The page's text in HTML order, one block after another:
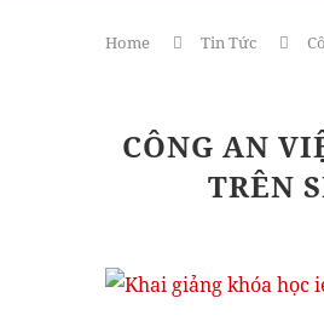
Home Tin Tức
CÔNG AN
TRÊN